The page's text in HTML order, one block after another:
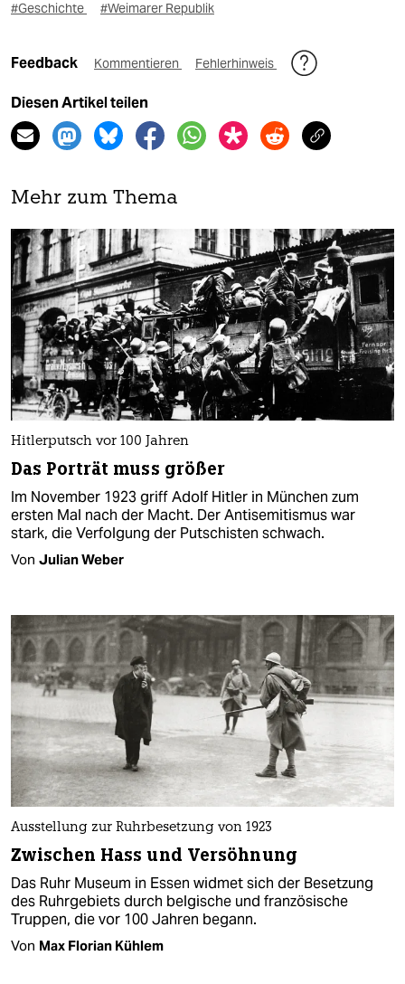
#Geschichte
#Weimarer Republik
Feedback Kommentieren Fehlerhinweis
Diesen Artikel teilen
Mehr zum Thema
Hitlerputsch vor 100 Jahren
Das Porträt muss größer
Im November 1923 griff Adolf Hitler in München zum
ersten Mal nach der Macht. Der Antisemitismus war
stark, die Verfolgung der Putschisten schwach.
Von Julian Weber
Ausstellung zur Ruhrbesetzung von 1923
Zwischen Hass und Versöhnung
Das Ruhr Museum in Essen widmet sich der Besetzung
des Ruhrgebiets durch belgische und französische
Truppen, die vor 100 Jahren begann.
Von Max Florian Kühlem